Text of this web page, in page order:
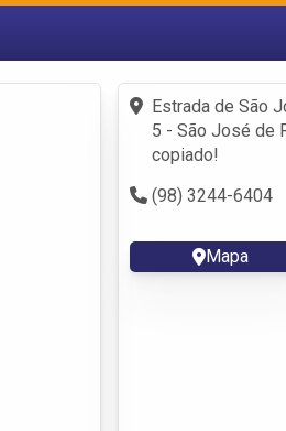
Fazer login
Criar conta
Estrada de São
5 - São José de
copiado!
(98) 3244-6404
Mapa